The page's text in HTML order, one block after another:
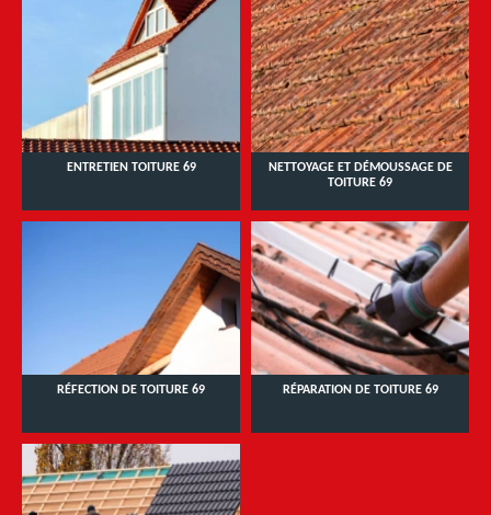
ENTRETIEN TOITURE 69
NETTOYAGE ET DÉMOUSSAGE DE
TOITURE 69
RÉFECTION DE TOITURE 69 RÉPARATION DE TOITURE 69